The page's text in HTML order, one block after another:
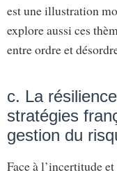
est une illustration
explore aussi ces
entre ordre et
c. La
stratégies
gestion du
Face à l’incertitude